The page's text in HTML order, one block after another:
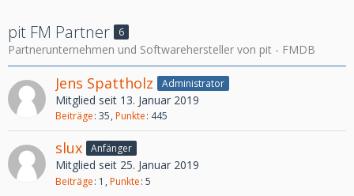
pit FM Partner 6
Partnerunternehmen und Softwarehersteller von pit - FMDB
Jens Spattholz Administrator
Mitglied seit 13. Januar 2019
Beiträge 35 Punkte 445
slux Anfänger
Mitglied seit 25. Januar 2019
Beiträge 1 Punkte 5